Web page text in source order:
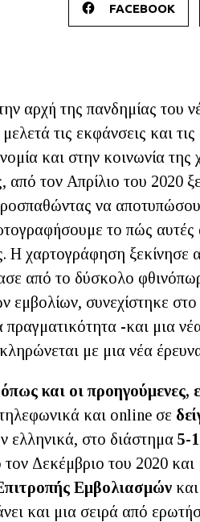
FACEBOOK
αρχή της πανδημίας του
μελετά τις εκφάνσεις και
και στην κοινωνία
από τον Απρίλιο του 2020
να
το πώς αυτές
Η χαρτογράφηση
από το δύσκολο
εμβολίων, συνεχίστηκε
πραγματικότητα -και μια
με μια νέα
όπως και οι προηγούμενες,
και online σε
ελληνικά, στο διάστημα 5-
Δεκέμβριο του 2020 και
Εμβολιασμών
και μια σειρά από